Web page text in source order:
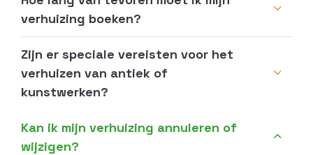
verhuizing boeken?
Zijn er speciale vereisten voor het
verhuizen van antiek of
kunstwerken?
Kan ik mijn verhuizing annuleren of
wijzigen?